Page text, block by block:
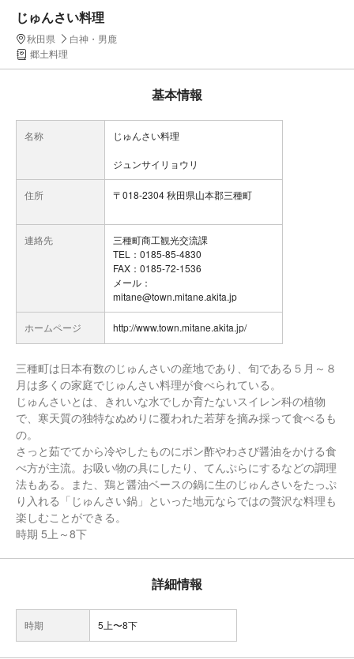
じゅんさい料理
秋田県
白神・男鹿
郷土料理
基本情報
名称 じゅんさい料理
ジュンサイリョウリ
住所 〒018-2304 秋田県山本郡三種町
連絡先
三種町商工観光交流課
TEL：0185-85-4830
FAX：0185-72-1536
メール：
mitane@town.mitane.akita.jp
ホームページ http://www.town.mitane.akita.jp/
三種町は日本有数のじゅんさいの産地であり、旬である５月～８
月は多くの家庭でじゅんさい料理が食べられている。
じゅんさいとは、きれいな水でしか育たないスイレン科の植物
で、寒天質の独特なぬめりに覆われた若芽を摘み採って食べるも
の。
さっと茹でてから冷やしたものにポン酢やわさび醤油をかける食
べ方が主流。お吸い物の具にしたり、てんぷらにするなどの調理
法もある。また、鶏と醤油ベースの鍋に生のじゅんさいをたっぷ
り入れる「じゅんさい鍋」といった地元ならではの贅沢な料理も
楽しむことができる。
時期 5上～8下
詳細情報
時期 5上〜8下